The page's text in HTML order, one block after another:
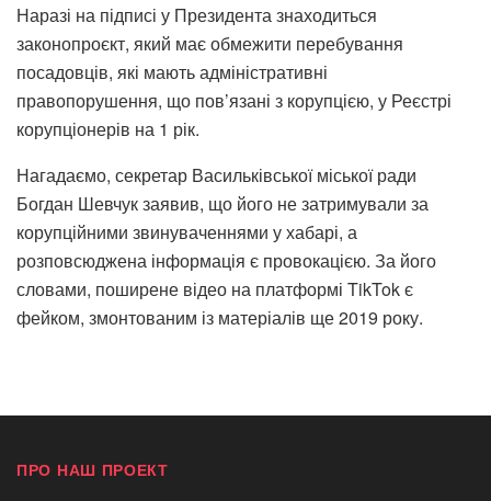
Наразі на підписі у Президента знаходиться
законопроєкт, який має обмежити перебування
посадовців, які мають адміністративні
правопорушення, що пов’язані з корупцією, у Реєстрі
корупціонерів на 1 рік.
Нагадаємо, секретар Васильківської міської ради
Богдан Шевчук заявив, що його не затримували за
корупційними звинуваченнями у хабарі, а
розповсюджена інформація є провокацією. За його
словами, поширене відео на платформі TikTok є
фейком, змонтованим із матеріалів ще 2019 року.
ПРО НАШ ПРОЕКТ